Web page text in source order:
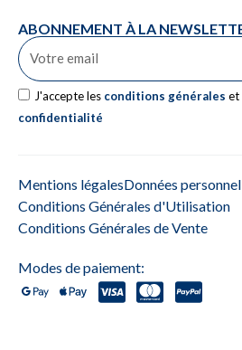
ABONNEMENT À LA
J'accepte les conditions générales et
confidentialité
Mentions légalesDonnées
Conditions Générales d'Utilisation
Conditions Générales de Vente
Modes de paiement: